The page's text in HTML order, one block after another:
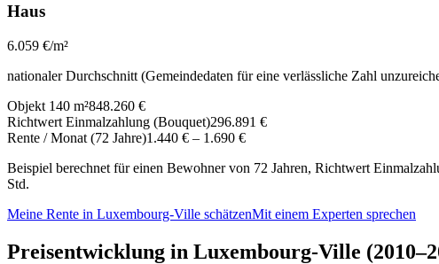
Haus
6.059 €/m²
nationaler Durchschnitt (Gemeindedaten für eine verlässliche Zahl
Objekt 140 m²848.260 €
Richtwert Einmalzahlung (Bouquet)296.891 €
Rente / Monat (72 Jahre)1.440 € – 1.690 €
Beispiel berechnet für einen Bewohner von 72 Jahren, Richtwert
Std.
Meine Rente in Luxembourg-Ville schätzenMit einem Experten sprechen
Preisentwicklung in Luxembourg-Ville